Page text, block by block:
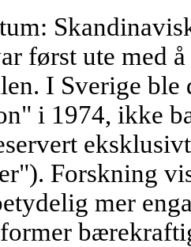
først ute med
I Sverige ble
i 1974, ikke
Forskning
mer